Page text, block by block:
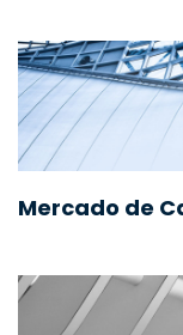
Mercado de